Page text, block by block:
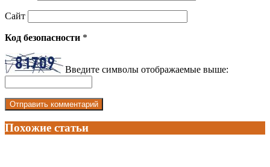
Сайт
Код безопасности *
Введите символы отображаемые выше:
Похожие статьи